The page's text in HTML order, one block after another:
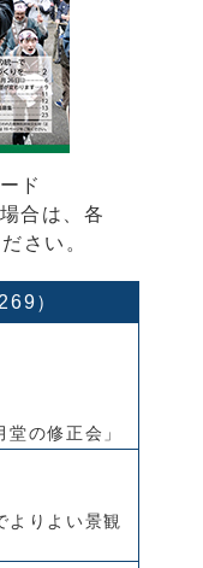
ド
合は、各
さい。
）
の修正会」
よりよい景観